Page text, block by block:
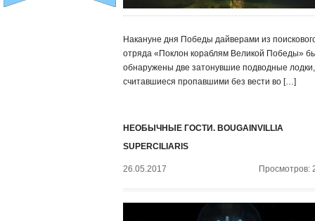
Накануне дня Победы дайверами из
отряда «Поклон кораблям Великой Победы»
обнаружены две затонувшие подводные лодки,
считавшиеся пропавшими без вести во […]
НЕОБЫЧНЫЕ ГОСТИ. BOUGAINVILLIA
SUPERCILIARIS
26.05.2017 Просмотров: